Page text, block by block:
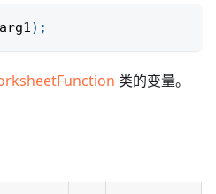
arg1) ;
类的变量。